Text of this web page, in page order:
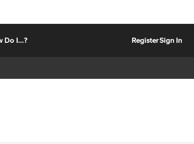
Do I...? RegisterSign In